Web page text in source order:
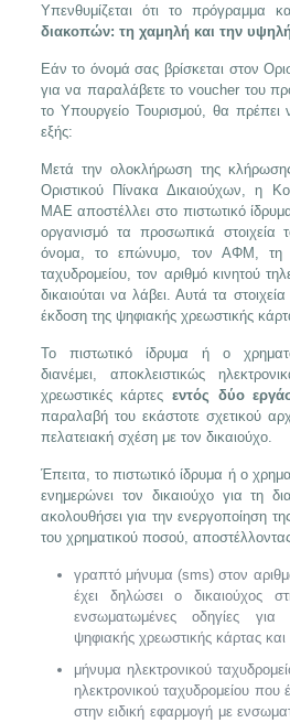
Υπενθυμίζεται ότι το πρόγραμμα
διακοπών: τη χαμηλή και την υψηλή
Εάν το όνομά σας βρίσκεται στον
για να παραλάβετε το voucher του
το Υπουργείο Τουρισμού, θα
εξής:
Μετά την ολοκλήρωση της
Οριστικού Πίνακα Δικαιούχων, η
ΜΑΕ αποστέλλει στο πιστωτικό
οργανισμό τα προσωπικά στοιχεία
όνομα, το επώνυμο, τον ΑΦΜ, τη
ταχυδρομείου, τον αριθμό κινητού
δικαιούται να λάβει. Αυτά τα
έκδοση της ψηφιακής χρεωστικής
Το πιστωτικό ίδρυμα ή ο
διανέμει, αποκλειστικώς
χρεωστικές κάρτεςεντός δύο
παραλαβή του εκάστοτε σχετικού
πελατειακή σχέση με τον δικαιούχο.
Έπειτα, το πιστωτικό ίδρυμα ή ο
ενημερώνει τον δικαιούχο για τη
ακολουθήσει για την ενεργοποίηση
του χρηματικού ποσού,
γραπτό μήνυμα (sms) στον
έχει δηλώσει ο δικαιούχος
ενσωματωμένες οδηγίες για
ψηφιακής χρεωστικής κάρτας και
μήνυμα ηλεκτρονικού
ηλεκτρονικού ταχυδρομείου που
στην ειδική εφαρμογή με